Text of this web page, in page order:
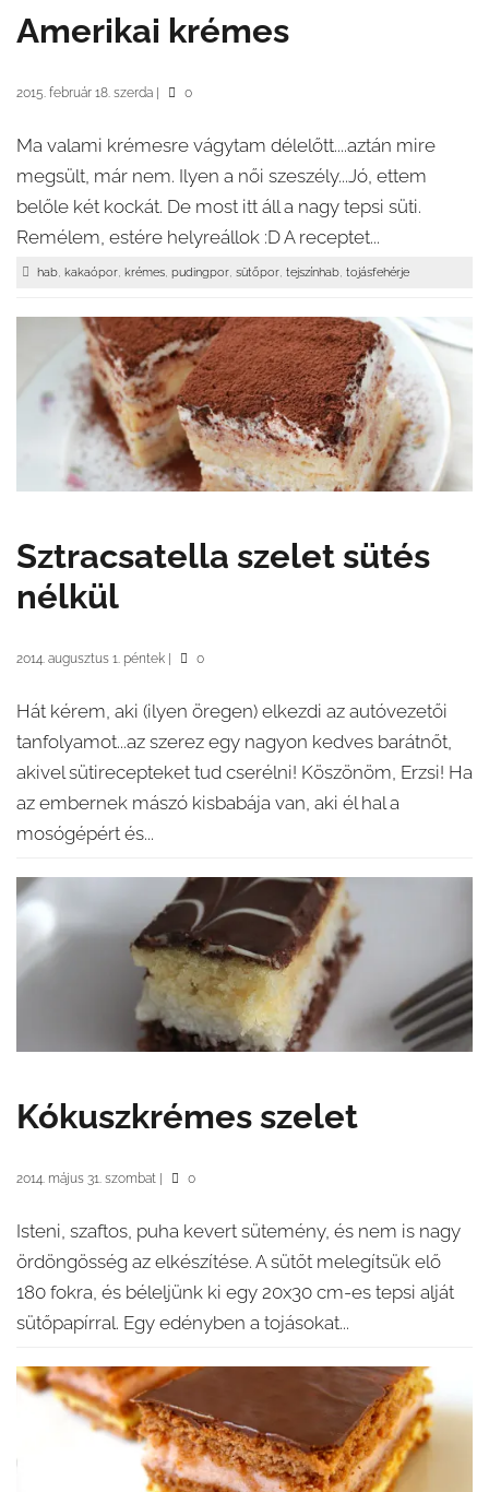
Amerikai krémes
2015. február 18. szerda 0
Ma valami krémesre vágytam délelőtt....aztán mire
megsült, már nem. Ilyen a női szeszély...Jó, ettem
belőle két kockát. De most itt áll a nagy tepsi süti.
Remélem, estére helyreállok :D A receptet...
hab, kakaópor, krémes, pudingpor, sütőpor, tejszínhab, tojásfehérje
Sztracsatella szelet sütés
nélkül
2014. augusztus 1. péntek 0
Hát kérem, aki (ilyen öregen) elkezdi az autóvezetői
tanfolyamot...az szerez egy nagyon kedves barátnőt,
akivel sütirecepteket tud cserélni! Köszönöm, Erzsi! Ha
az embernek mászó kisbabája van, aki él hal a
mosógépért és...
Kókuszkrémes szelet
2014. május 31. szombat 0
Isteni, szaftos, puha kevert sütemény, és nem is nagy
ördöngösség az elkészítése. A sütőt melegítsük elő
180 fokra, és béleljünk ki egy 20x30 cm-es tepsi alját
sütőpapírral. Egy edényben a tojásokat...